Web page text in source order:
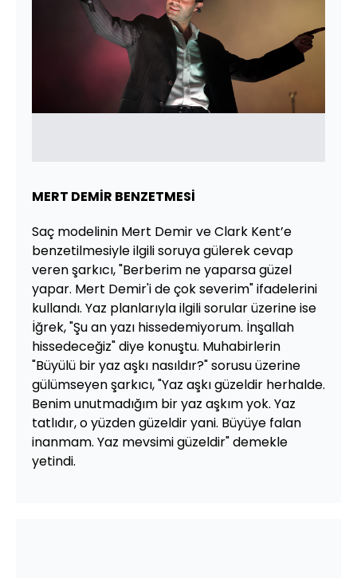
MERT DEMİR BENZETMESİ
Saç modelinin Mert Demir ve Clark Kent’e
benzetilmesiyle ilgili soruya gülerek cevap
veren şarkıcı, "Berberim ne yaparsa güzel
yapar. Mert Demir'i de çok severim" ifadelerini
kullandı. Yaz planlarıyla ilgili sorular üzerine ise
İğrek, "Şu an yazı hissedemiyorum. İnşallah
hissedeceğiz" diye konuştu. Muhabirlerin
"Büyülü bir yaz aşkı nasıldır?" sorusu üzerine
gülümseyen şarkıcı, "Yaz aşkı güzeldir herhalde.
Benim unutmadığım bir yaz aşkım yok. Yaz
tatlıdır, o yüzden güzeldir yani. Büyüye falan
inanmam. Yaz mevsimi güzeldir" demekle
yetindi.